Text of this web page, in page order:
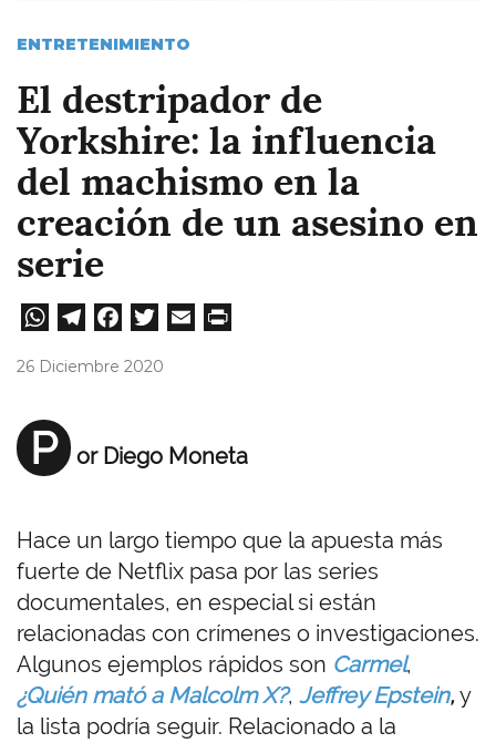
ENTRETENIMIENTO
El destripador de
Yorkshire: la influencia
del machismo en la
creación de un asesino en
serie
W
A
pp
Te
m
Fa
26 Diciembre 2020
P or Diego Moneta
Hace un largo tiempo que la apuesta más
fuerte de Netflix pasa por las series
documentales, en especial si están
relacionadas con crímenes o investigaciones.
Algunos ejemplos rápidos son Carmel,
¿Quién mató a Malcolm X?, Jeffrey Epstein,y
la lista podría seguir. Relacionado a la